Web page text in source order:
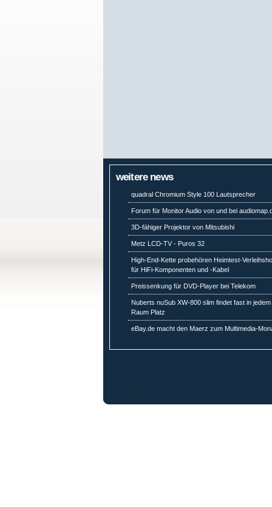
weitere news
quadral Chromium Style 100 Lautsprecher
Forum für Monitor Audio von und bei
3D-fähiger Projektor von Mitsubishi
Metz LCD-TV - Puros 32
High-End-Kette probehören Heimtest-
für HiFi-Komponenten und -Kabel
Preissenkung für DVD-Player bei Telekom
Nuberts nuSub XW-800 slim findet fast in jedem
Raum Platz
eBay.de macht den Maerz zum Multimedia-